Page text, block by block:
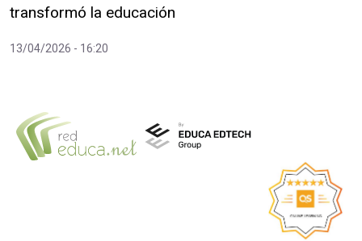
transformó la educación
13/04/2026 - 16:20